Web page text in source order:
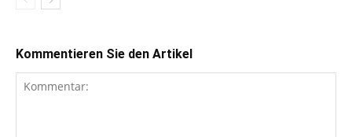
Kommentieren Sie den Artikel